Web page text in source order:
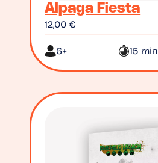
Alpaga Fiesta
12,00€
6+ 15 min